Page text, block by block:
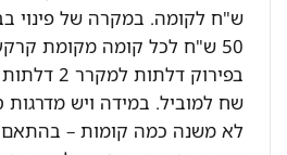
ש"ח לקומה. במקרה של פינוי
50 ש"ח לכל קומה מקומת
שח למוביל. במידה ויש מדרגות
לא משנה כמה קומות – בהתאם